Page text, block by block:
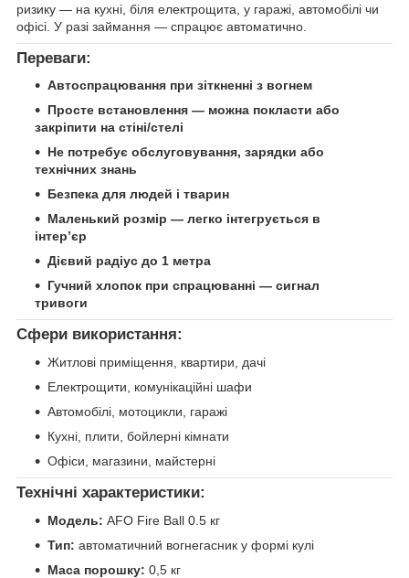
ризику — на кухні, біля електрощита, у гаражі, автомобілі чи
офісі. У разі займання — спрацює автоматично.
Переваги:
Автоспрацювання при зіткненні з вогнем
Просте встановлення — можна покласти або
закріпити на стіні/стелі
Не потребує обслуговування, зарядки або
технічних знань
Безпека для людей і тварин
Маленький розмір — легко інтегрується в
інтер’єр
Дієвий радіус до 1 метра
Гучний хлопок при спрацюванні — сигнал
тривоги
Сфери використання:
Житлові приміщення, квартири, дачі
Електрощити, комунікаційні шафи
Автомобілі, мотоцикли, гаражі
Кухні, плити, бойлерні кімнати
Офіси, магазини, майстерні
Технічні характеристики:
Модель: AFO Fire Ball 0.5 кг
Тип: автоматичний вогнегасник у формі кулі
Маса порошку: 0,5 кг